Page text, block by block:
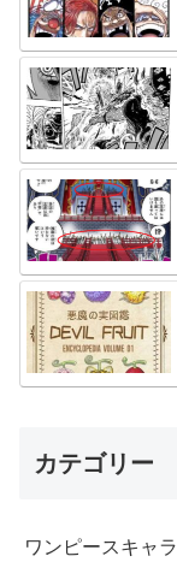
カテゴリー
ワンピースキャ